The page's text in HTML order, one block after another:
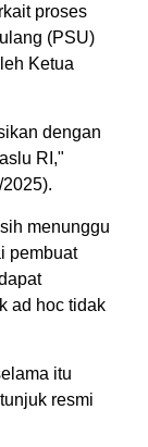
proses
(PSU)
Ketua
dengan
RI,"
menunggu
pembuat
ad hoc tidak
itu
resmi